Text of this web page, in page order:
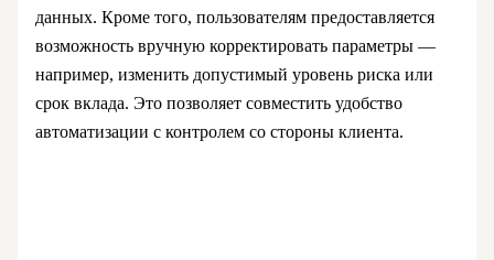
данных. Кроме того, пользователям предоставляется
возможность вручную корректировать параметры —
например, изменить допустимый уровень риска или
срок вклада. Это позволяет совместить удобство
автоматизации с контролем со стороны клиента.